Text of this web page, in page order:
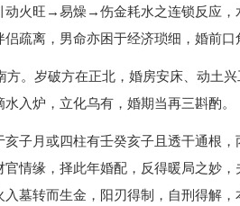
动火旺→易燥→伤金耗水之连锁反应，
疏离，男命亦困于经济琐细，婚前口
方。岁破方在正北，婚房安床、动土
入炉，立化乌有，婚期当再三斟酌。
子月或四柱有壬癸亥子且透干通根
情缘，择此年婚配，反得暖局之妙
墓转而生金，阳刃得制，自刑得解，